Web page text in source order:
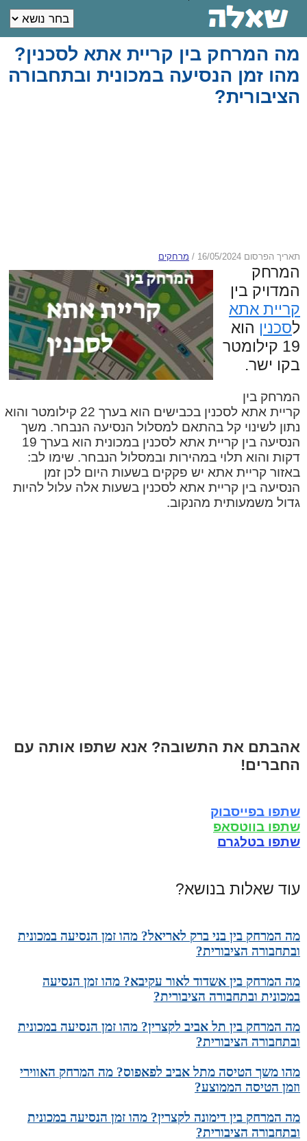
מה המרחק בין קריית אתא לסכנין?
מהו זמן הנסיעה במכונית ובתחבורה
הציבורית?
תאריך הפרסום 16/05/2024 / מרחקים
המרחק
המדויק בין
קריית אתא
לסכנין הוא
19 קילומטר
בקו ישר.
המרחק בין
קריית אתא לסכנין בכבישים הוא בערך 22 קילומטר והוא
נתון לשינוי קל בהתאם למסלול הנסיעה הנבחר. משך
הנסיעה בין קריית אתא לסכנין במכונית הוא בערך 19
דקות והוא תלוי במהירות ובמסלול הנבחר. שימו לב:
באזור קריית אתא יש פקקים בשעות היום לכן זמן
הנסיעה בין קריית אתא לסכנין בשעות אלה עלול להיות
גדול משמעותית מהנקוב.
אהבתם את התשובה? אנא שתפו אותה עם
החברים!
שתפו בפייסבוק
שתפו בווטסאפ
שתפו בטלגרם
עוד שאלות בנושא?
מה המרחק בין בני ברק לאריאל? מהו זמן הנסיעה במכונית
ובתחבורה הציבורית?
מה המרחק בין אשדוד לאור עקיבא? מהו זמן הנסיעה
במכונית ובתחבורה הציבורית?
מה המרחק בין תל אביב לקצרין? מהו זמן הנסיעה במכונית
ובתחבורה הציבורית?
מהו משך הטיסה מתל אביב לפאפוס? מה המרחק האווירי
וזמן הטיסה הממוצע?
מה המרחק בין דימונה לקצרין? מהו זמן הנסיעה במכונית
ובתחבורה הציבורית?